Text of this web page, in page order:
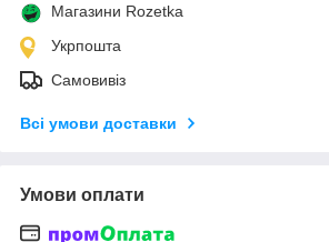
Магазини Rozetka
Укрпошта
Самовивіз
Всі умови доставки
Умови оплати